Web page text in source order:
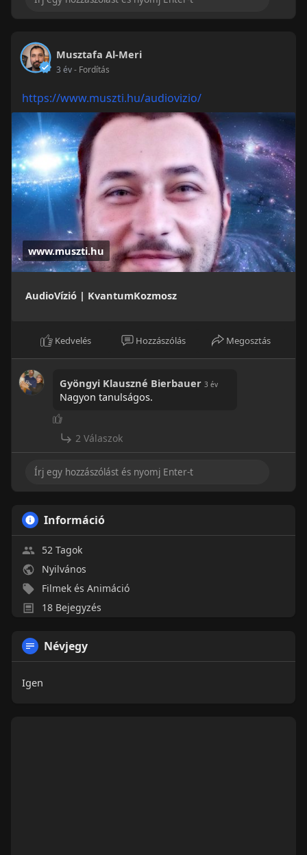
Musztafa Al-Meri
3 év- Fordítás
https://www.muszti.hu/audiovizio/
www.muszti.hu
AudioVízió | KvantumKozmosz
Kedvelés Hozzászólás Megosztás
Gyöngyi Klauszné Bierbauer 3 év
Nagyon tanulságos.
2 Válaszok
Információ
52 Tagok
Nyilvános
Filmek és Animáció
18 Bejegyzés
Névjegy
Igen